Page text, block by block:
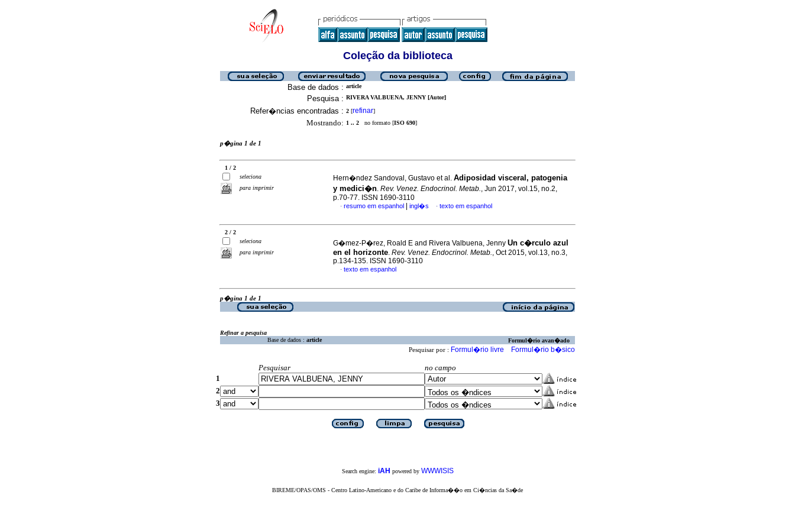
Coleção da biblioteca
Base de dados : article
Pesquisa : RIVERA VALBUENA, JENNY [Autor]
Refer�ncias encontradas : 2 [refinar]
Mostrando: 1 .. 2 no formato [ISO 690]
p�gina 1 de 1
1 / 2
seleciona
para imprimir
Hern�ndez Sandoval, Gustavo et al. Adiposidad visceral, patogenia
y medici�n. Rev. Venez. Endocrinol. Metab., Jun 2017, vol.15, no.2,
p.70-77. ISSN 1690-3110
· resumo em espanhol ingl�s · texto em espanhol
2 / 2
seleciona
para imprimir
G�mez-P�rez, Roald E and Rivera Valbuena, Jenny Un c�rculo azul
en el horizonte. Rev. Venez. Endocrinol. Metab., Oct 2015, vol.13, no.3,
p.134-135. ISSN 1690-3110
· texto em espanhol
p�gina 1 de 1
Refinar a pesquisa
Base de dados : article Formul�rio avan�ado
Pesquisar por : Formul�rio livre Formul�rio b�sico
Pesquisar
no campo
1
2
3
Search engine: iAH powered by WWWISIS
BIREME/OPAS/OMS - Centro Latino-Americano e do Caribe de Informa��o em Ci�ncias da Sa�de